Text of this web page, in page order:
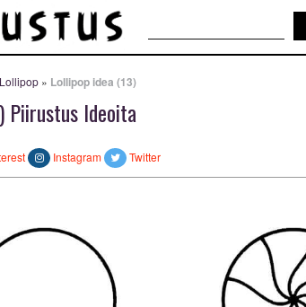
Lollipop » Lollipop idea (13)
Piirustus Ideoita
Instagram Twitter